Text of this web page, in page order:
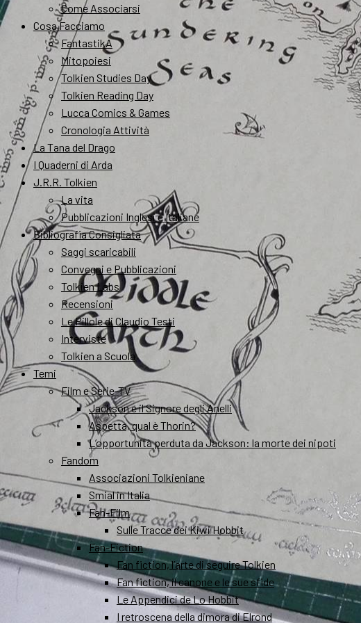
Come Associarsi
Cosa Facciamo
FantastikA
Mitopoiesi
Tolkien Studies Day
Tolkien Reading Day
Lucca Comics & Games
Cronologia Attività
La Tana del Drago
I Quaderni di Arda
J.R.R. Tolkien
La vita
Pubblicazioni Inglesi e Italiane
Bibliografia Consigliata
Saggi scaricabili
Convegni e Pubblicazioni
Tolkien Labs
Recensioni
Le Pillole di Claudio Testi
Interviste
Tolkien a Scuola
Temi
Film e Serie-TV
Jackson e il Signore degli Anelli
Aspetta, qual è Thorin?
L’opportunità perduta da Jackson: la morte dei nipoti
Fandom
Associazioni Tolkieniane
Smial in Italia
Fan-Film
Sulle Tracce dei Kiwi Hobbit
Fan-Fiction
Fan fiction, l’arte di seguire Tolkien
Fan fiction, il canone e le sue sfide
Le Appendici de Lo Hobbit
I retroscena della dimora di Elrond